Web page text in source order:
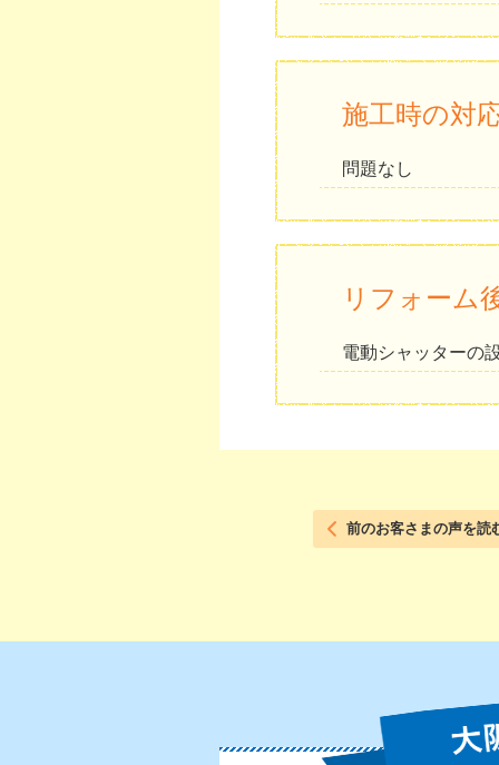
施工時の対
問題なし
リフォーム
電動シャッターの
前のお客さまの声を読